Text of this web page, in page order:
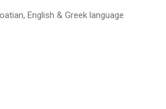
English & Greek language